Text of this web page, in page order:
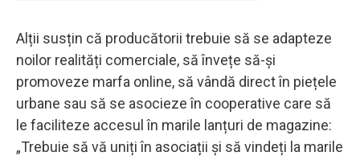
Alții susțin că producătorii trebuie să se adapteze
noilor realități comerciale, să învețe să-și
promoveze marfa online, să vândă direct în piețele
urbane sau să se asocieze în cooperative care să
le faciliteze accesul în marile lanțuri de magazine:
„Trebuie să vă uniți în asociații și să vindeți la marile